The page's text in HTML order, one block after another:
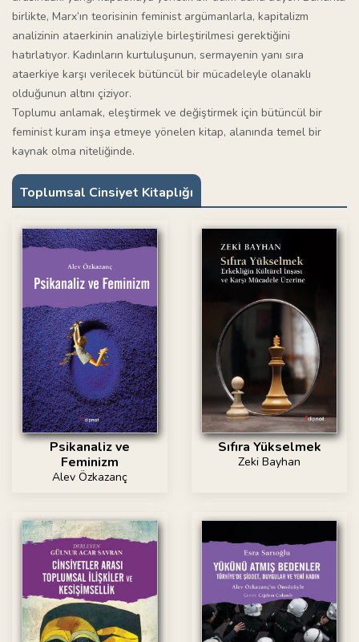
birlikte, Marx’ın teorisinin feminist argümanlarla, kapitalizm
analizinin ataerkinin analiziyle birleştirilmesi gerektiğini
hatırlatıyor. Kadınların kurtuluşunun, sermayenin yanı sıra
ataerkiye karşı verilecek bütüncül bir mücadeleyle olanaklı
olduğunun altını çiziyor.
Toplumu anlamak, eleştirmek ve değiştirmek için bütüncül bir
feminist kuram inşa etmeye yönelen kitap, alanında temel bir
kaynak olma niteliğinde.
Toplumsal Cinsiyet Kitaplığı
Psikanaliz ve
Feminizm
Alev Özkazanç
Sıfıra Yükselmek
Zeki Bayhan